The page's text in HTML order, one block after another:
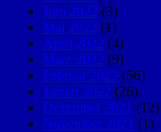
Juni 2022 (3)
Mai 2022 (1)
April 2022 (4)
März 2022 (9)
Februar 2022 (56)
Januar 2022 (26)
Dezember 2021 (12)
November 2021 (1)